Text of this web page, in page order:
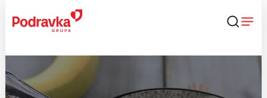
content